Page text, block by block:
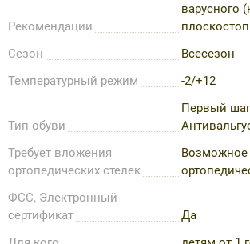
Рекомендации
варусного
Сезон
Всесезон
Температурный режим
-2/+12
Тип обуви
Первый
Требует вложения
ортопедических стелек
Возможное
ФСС, Электронный
сертификат
Да